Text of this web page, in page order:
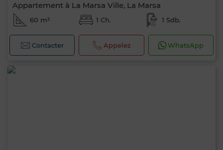
Appartement à La Marsa Ville, La Marsa
60 m² 1 Ch. 1 Sdb.
Contacter Appelez WhatsApp